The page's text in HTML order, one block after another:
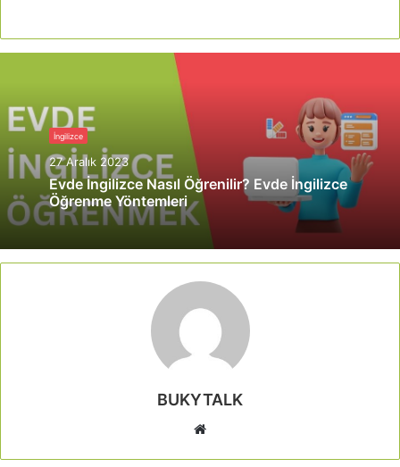
İngilizce
27 Aralık 2023
Evde İngilizce Nasıl Öğrenilir? Evde İngilizce
Öğrenme Yöntemleri
BUKYTALK